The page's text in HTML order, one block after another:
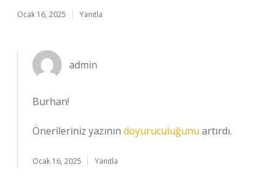
Ocak 16, 2025 Yanıtla
admin
Burhan!
Önerileriniz yazının doyuruculuğunu artırdı.
Ocak 16, 2025 Yanıtla